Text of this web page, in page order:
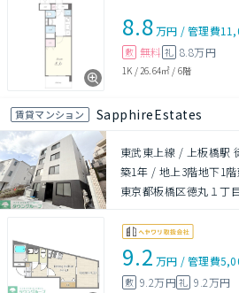
8.8万円 /管理費
敷 無料 礼 8.8万円
1K / 26.64㎡ / 6階
賃貸マンション SapphireEstates
東武東上線 / 上板橋駅
築1年 / 地上3階地下1
東京都板橋区徳丸１丁
9.2 万円 /管理費
敷 9.2万円礼 9.2万円